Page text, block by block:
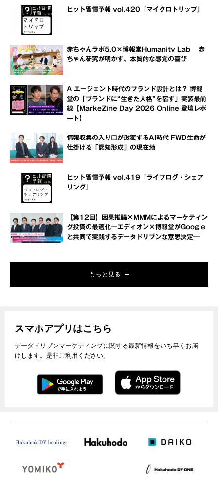
ヒット習慣予報 vol.420『マイクロトリップ』
赤ちゃんラボ5.0×博報堂Humanity Lab 赤
ちゃん研究が明かす、本質的な感覚の喜び
AIエージェント時代のブランド設計とは？ 博報
堂の「ブランドに“生きた人格”を宿す」実装最前
線【MarkeZine Day 2026 Online 登壇レポ
ート】
情報収集の入り口が激変するAI時代 FWD生命が
仕掛ける「認知形成」の現在地
ヒット習慣予報 vol.419『ライフログ・シェア
リング』
【第12回】因果推論×MMMによるマーケティン
グ投資の最適化―エディオン×博報堂がGoogle
と共同で実践するデータドリブンな意思決定―
もっと見る
スマホアプリはこちら
データドリブンマーケティングに関する最新情報をいち早くお届
けします。是非ご利用ください。